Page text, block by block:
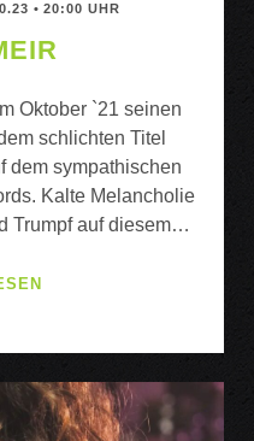
• 20:00 UHR
Oktober `21 seinen
schlichten Titel
dem sympathischen
Kalte Melancholie
Trumpf auf diesem…